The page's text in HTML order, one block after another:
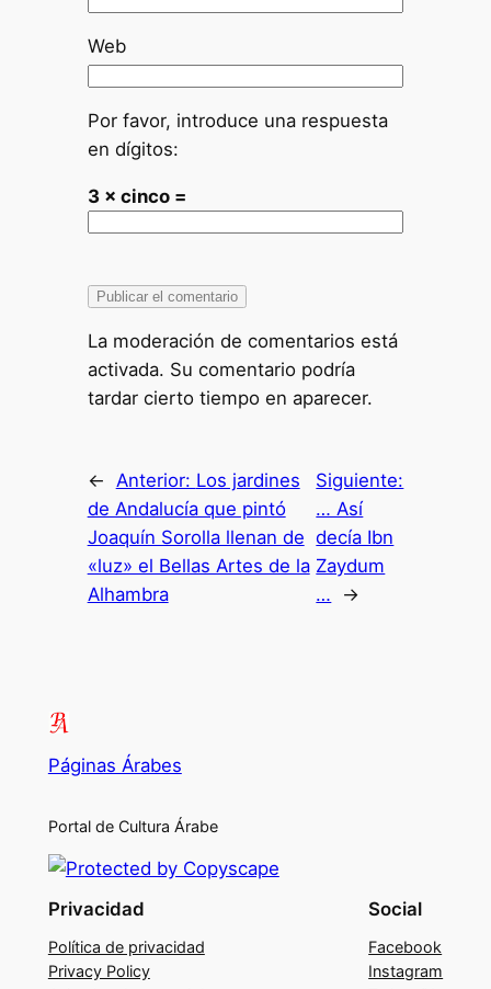
Web
Por favor, introduce una respuesta
en dígitos:
3 × cinco =
La moderación de comentarios está
activada. Su comentario podría
tardar cierto tiempo en aparecer.
← Anterior: Los jardines
de Andalucía que pintó
Joaquín Sorolla llenan de
«luz» el Bellas Artes de la
Alhambra
Siguiente:
… Así
decía Ibn
Zaydum
…
→
Páginas Árabes
Portal de Cultura Árabe
Privacidad
Política de privacidad
Privacy Policy
Social
Facebook
Instagram